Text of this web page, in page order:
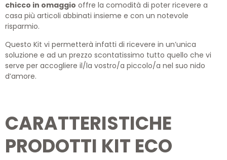
chicco in omaggio offre la comodità di poter ricevere a
casa più articoli abbinati insieme e con un notevole
risparmio.
Questo Kit vi permetterà infatti di ricevere in un’unica
soluzione e ad un prezzo scontatissimo tutto quello che vi
serve per accogliere il/la vostro/a piccolo/a nel suo nido
d’amore.
CARATTERISTICHE
PRODOTTI KIT ECO